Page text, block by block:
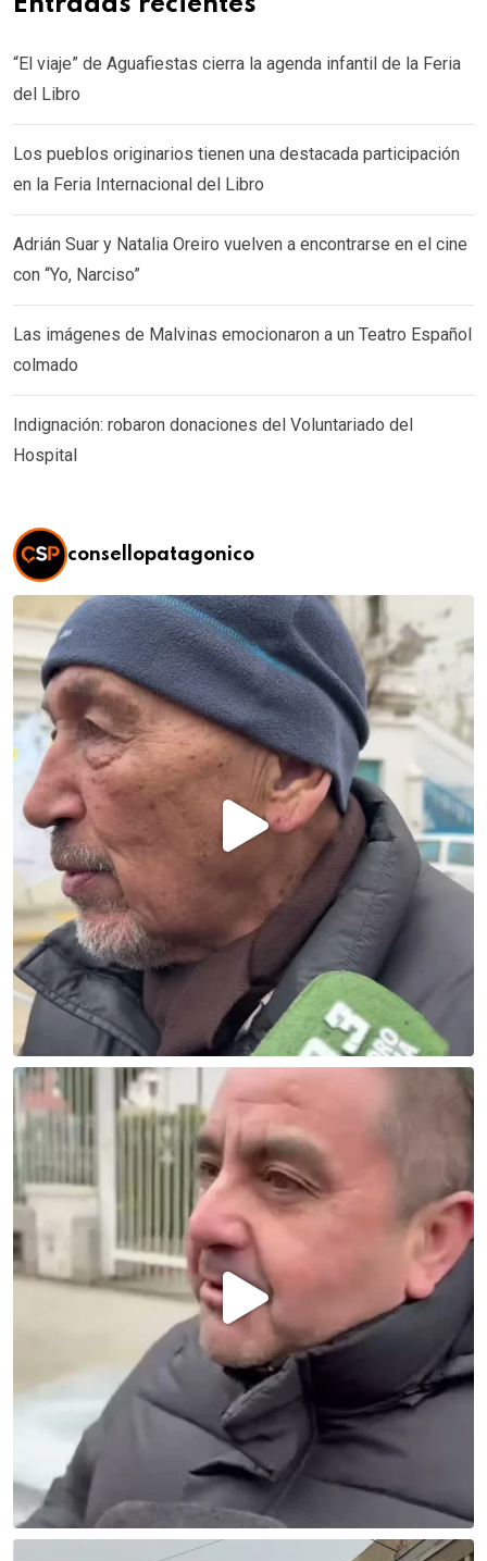
“El viaje” de Aguafiestas cierra la agenda infantil de la Feria
del Libro
Los pueblos originarios tienen una destacada participación
en la Feria Internacional del Libro
Adrián Suar y Natalia Oreiro vuelven a encontrarse en el cine
con “Yo, Narciso”
Las imágenes de Malvinas emocionaron a un Teatro Español
colmado
Indignación: robaron donaciones del Voluntariado del
Hospital
consellopatagonico